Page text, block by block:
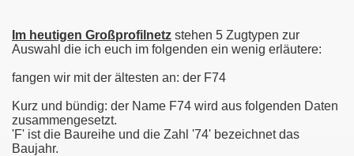
Im heutigen Großprofilnetz stehen 5 Zugtypen zur
Auswahl die ich euch im folgenden ein wenig erläutere:
fangen wir mit der ältesten an: der F74
Kurz und bündig: der Name F74 wird aus folgenden Daten
zusammengesetzt.
'F' ist die Baureihe und die Zahl '74' bezeichnet das
Baujahr.